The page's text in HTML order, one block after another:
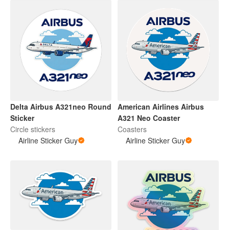
Delta Airbus A321neo Round
Sticker
Circle stickers
Airline Sticker Guy
American Airlines Airbus
A321 Neo Coaster
Coasters
Airline Sticker Guy